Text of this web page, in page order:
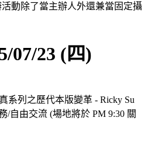
動除了當主辦人外還兼當固定攝
07/23 (四)
系列之歷代本版變革 - Ricky Su
/自由交流 (場地將於 PM 9:30 關